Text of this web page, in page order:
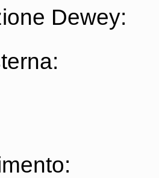
Dewey: